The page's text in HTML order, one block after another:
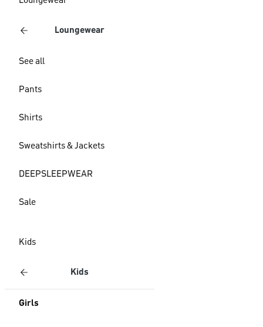
Loungewear
See all
Pants
Shirts
Sweatshirts & Jackets
DEEPSLEEPWEAR
Sale
Kids
Kids
Girls